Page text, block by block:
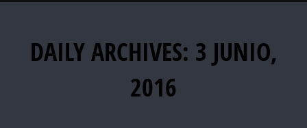
DAILY ARCHIVES: 3 JUNIO,
2016